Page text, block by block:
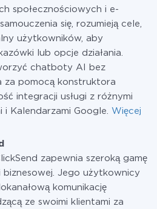
społecznościowych i e-
się, rozumieją cele,
użytkowników, aby
lub opcje działania.
chatboty AI bez
za pomocą konstruktora
integracji usługi z różnymi
i Kalendarzami Google. Więcej
zapewnia szeroką gamę
biznesowej. Jego użytkownicy
komunikację
ze swoimi klientami za